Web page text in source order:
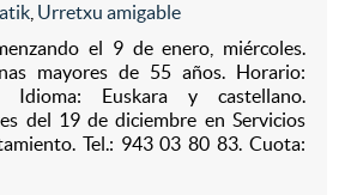
Urretxu amigable
el 9 de enero, miércoles.
mayores de 55 años. Horario:
Euskara y castellano.
del 19 de diciembre en Servicios
Tel.: 943 03 80 83. Cuota: